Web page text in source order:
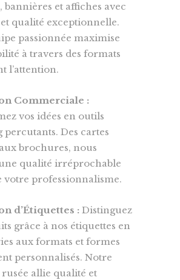
bannières et affiches avec
qualité exceptionnelle.
passionnée maximise
à travers des formats
l’attention.
Commerciale :
vos idées en outils
percutants. Des cartes
brochures, nous
qualité irréprochable
votre professionnalisme.
d’Étiquettes : Distinguez
grâce à nos étiquettes en
aux formats et formes
personnalisés. Notre
allie qualité et